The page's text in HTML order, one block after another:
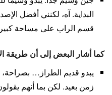
قسم الراب على مساحة
كما أشار البعض إلى أن طريقة
يبدو قديم الطراز…
زمن بعيد. لكن بما أنهم